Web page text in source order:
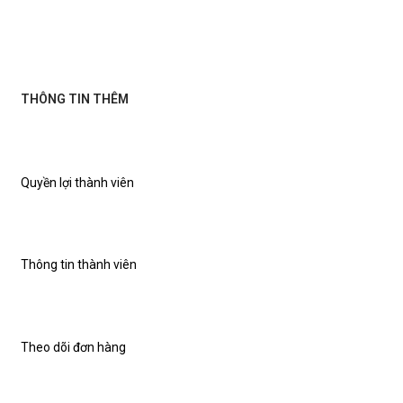
THÔNG TIN THÊM
Quyền lợi thành viên
Thông tin thành viên
Theo dõi đơn hàng